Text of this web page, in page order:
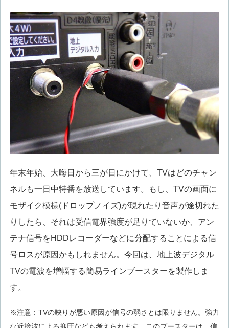
年末年始、大晦日から三が日にかけて、TVはどのチャン
ネルも一日中特番を放送しています。もし、TVの画面に
モザイク模様(ドロップノイズ)が現れたり音声が途切れた
りしたら、それは受信電界強度が足りていないか、アン
テナ信号をHDDレコーダーなどに分配することによる信
号ロスが原因かもしれません。今回は、地上波デジタル
TVの電波を増幅する簡易ラインブースターを製作しま
す。
※注意：TVの映りが悪い原因が信号の弱さとは限りません。強力